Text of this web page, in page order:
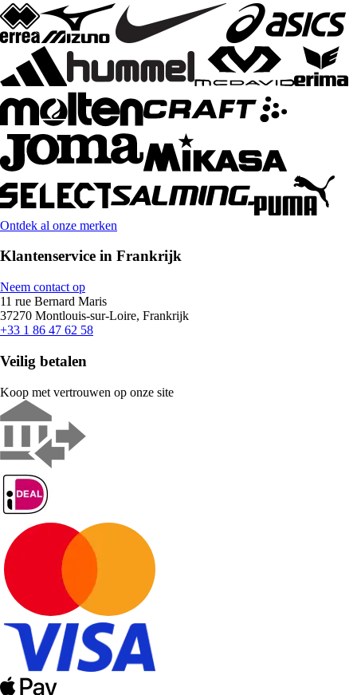
Ontdek al onze merken
Klantenservice in Frankrijk
Neem contact op
11 rue Bernard Maris
37270 Montlouis-sur-Loire, Frankrijk
+33 1 86 47 62 58
Veilig betalen
Koop met vertrouwen op onze site